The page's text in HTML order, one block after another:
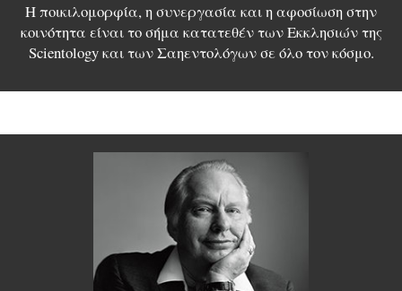
Η ποικιλομορφία, η συνεργασία και η αφοσίωση στην
κοινότητα είναι το σήμα κατατεθέν των Εκκλησιών της
Scientology και των Σαηεντολόγων σε όλο τον κόσμο.